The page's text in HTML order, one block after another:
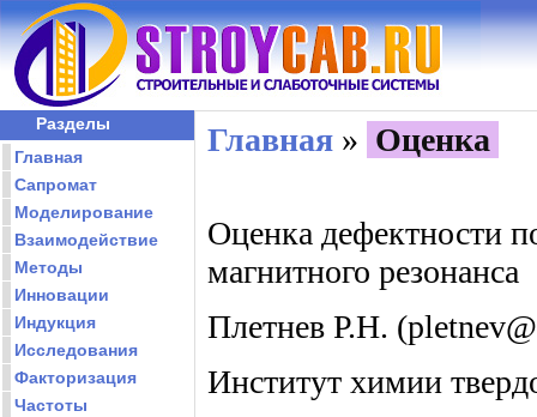
Разделы
Главная
Сапромат
Моделирование
Взаимодействие
Методы
Инновации
Индукция
Исследования
Факторизация
Частоты
Главная » Оценка
Оценка дефектности
магнитного резонанса
Плетнев Р.Н.
Институт химии